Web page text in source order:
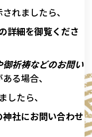
れましたら、
詳細を御覧くださ
御祈祷などのお問い
ある場合、
したら、
神社にお問い合わせ